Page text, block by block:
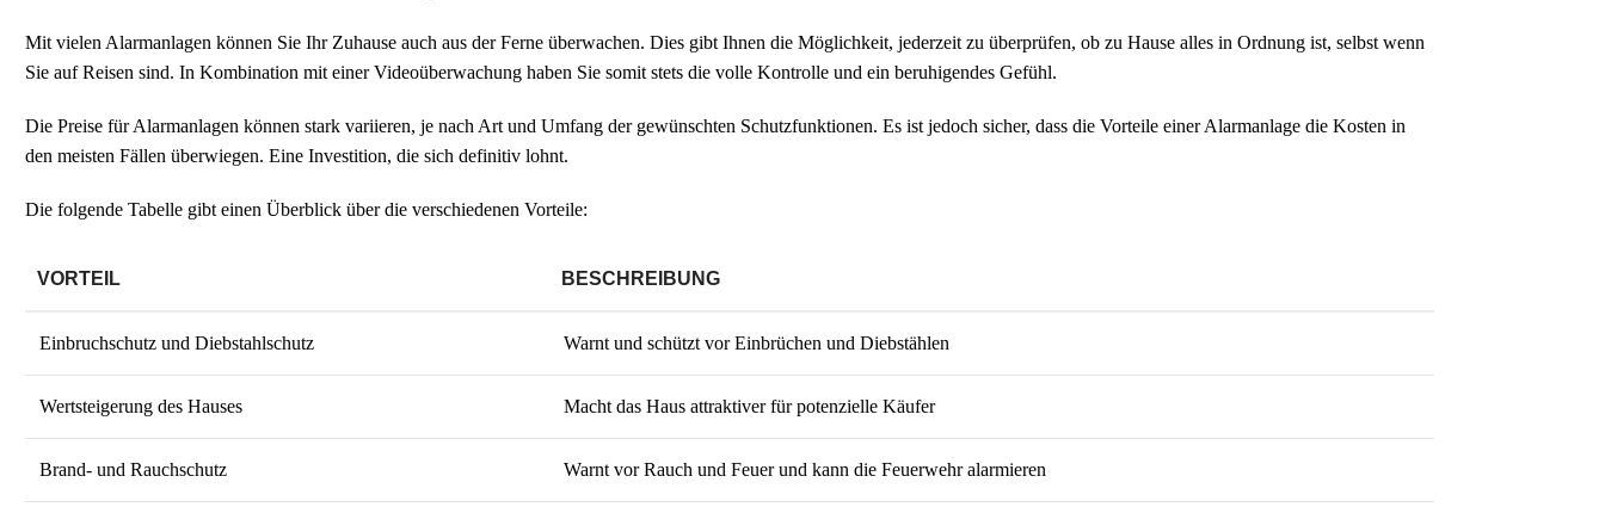
Mit vielen Alarmanlagen können Sie Ihr Zuhause auch aus der Ferne überwachen. Dies gibt Ihnen die Möglichkeit, jederzeit zu überprüfen, ob zu Hause alles in Ordnung ist, selbst wenn
Sie auf Reisen sind. In Kombination mit einer Videoüberwachung haben Sie somit stets die volle Kontrolle und ein beruhigendes Gefühl.
Die Preise für Alarmanlagen können stark variieren, je nach Art und Umfang der gewünschten Schutzfunktionen. Es ist jedoch sicher, dass die Vorteile einer Alarmanlage die Kosten in
den meisten Fällen überwiegen. Eine Investition, die sich definitiv lohnt.
Die folgende Tabelle gibt einen Überblick über die verschiedenen Vorteile:
VORTEIL BESCHREIBUNG
Einbruchschutz und Diebstahlschutz Warnt und schützt vor Einbrüchen und Diebstählen
Wertsteigerung des Hauses Macht das Haus attraktiver für potenzielle Käufer
Brand- und Rauchschutz Warnt vor Rauch und Feuer und kann die Feuerwehr alarmieren